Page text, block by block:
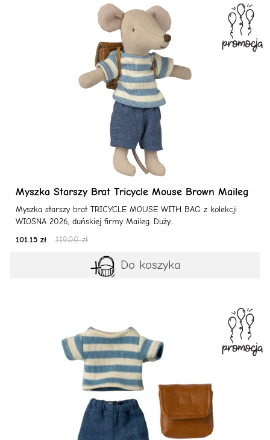
Myszka Starszy Brat Tricycle Mouse Brown Maileg
Myszka starszy brat TRICYCLE MOUSE WITH BAG z kolekcji
WIOSNA 2026, duńskiej firmy Maileg. Duży..
101.15 zł
119.00 zł
Do koszyka